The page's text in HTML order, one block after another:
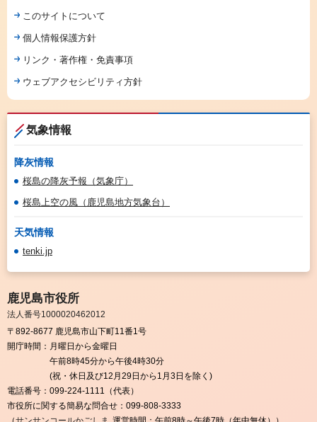
このサイトについて
個人情報保護方針
リンク・著作権・免責事項
ウェブアクセシビリティ方針
気象情報
降灰情報
桜島の降灰予報（気象庁）
桜島上空の風（鹿児島地方気象台）
天気情報
tenki.jp
鹿児島市役所
法人番号1000020462012
〒892-8677 鹿児島市山下町11番1号
開庁時間： 月曜日から金曜日
午前8時45分から午後4時30分
(祝・休日及び12月29日から1月3日を除く)
電話番号： 099-224-1111（代表）
市役所に関する簡易な問合せ： 099-808-3333